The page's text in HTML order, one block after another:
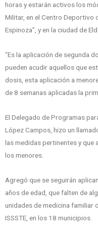
horas y estarán activos los
Militar, en el Centro Deportivo
Espinoza”, y en la ciudad de
“Es la aplicación de segunda
pueden acudir aquellos que
dosis, esta aplicación a
de 8 semanas aplicadas la
El Delegado de Programas
López Campos, hizo un
las medidas pertinentes y que
los menores.
Agregó que se seguirán
años de edad, que falten de
unidades de medicina familiar
ISSSTE, en los 18 municipios.